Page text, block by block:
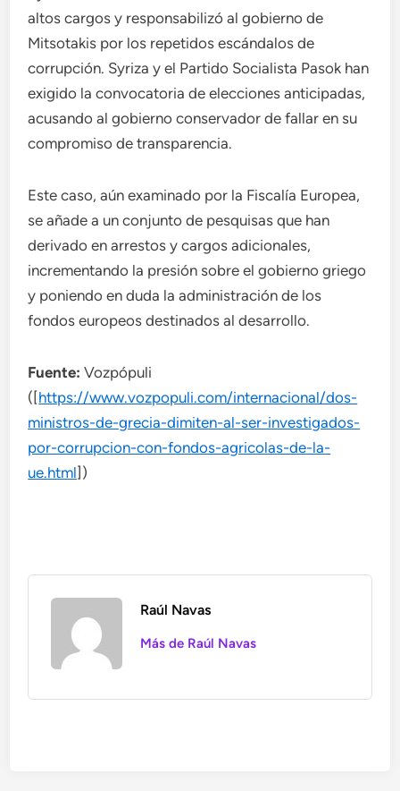
altos cargos y responsabilizó al gobierno de
Mitsotakis por los repetidos escándalos de
corrupción. Syriza y el Partido Socialista Pasok han
exigido la convocatoria de elecciones anticipadas,
acusando al gobierno conservador de fallar en su
compromiso de transparencia.
Este caso, aún examinado por la Fiscalía Europea,
se añade a un conjunto de pesquisas que han
derivado en arrestos y cargos adicionales,
incrementando la presión sobre el gobierno griego
y poniendo en duda la administración de los
fondos europeos destinados al desarrollo.
Fuente: Vozpópuli
([https://www.vozpopuli.com/internacional/dos-
ministros-de-grecia-dimiten-al-ser-investigados-
por-corrupcion-con-fondos-agricolas-de-la-
ue.html])
Raúl Navas
Más de Raúl Navas